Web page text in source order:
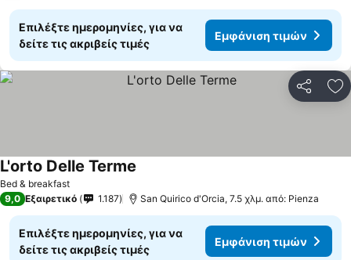
Επιλέξτε ημερομηνίες, για να
δείτε τις ακριβείς τιμές
Εμφάνιση τιμών
Bed & breakfast
L'orto Delle Terme
9,0 Εξαιρετικό 1.187 San Quirico d'Orcia, 7.5 χλμ. από: Pienza
Επιλέξτε ημερομηνίες, για να
δείτε τις ακριβείς τιμές
Εμφάνιση τιμών